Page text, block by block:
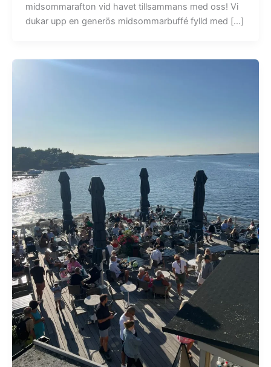
midsommarafton vid havet tillsammans med oss! Vi
dukar upp en generös midsommarbuffé fylld med […]